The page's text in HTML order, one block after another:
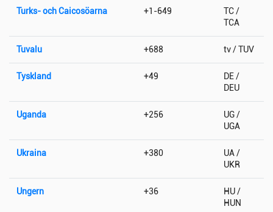
Turks- och Caicosöarna +1-649
TC /
TCA
Tuvalu +688 tv / TUV
Tyskland +49
DE /
DEU
Uganda +256
UG /
UGA
Ukraina +380
UA /
UKR
Ungern +36
HU /
HUN